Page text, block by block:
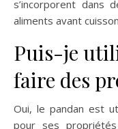
s’incorporent dans
aliments avant
Puis-je
faire des
Oui, le pandan est
pour ses propriétés